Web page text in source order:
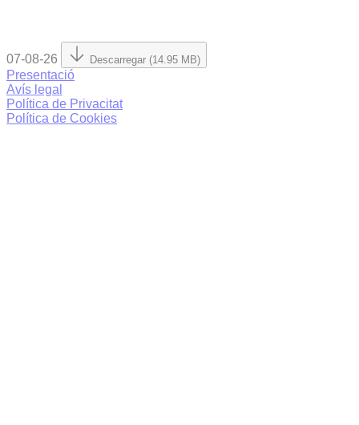
07-08-26 Descarregar (14.95 MB)
Presentació
Avís legal
Política de Privacitat
Política de Cookies